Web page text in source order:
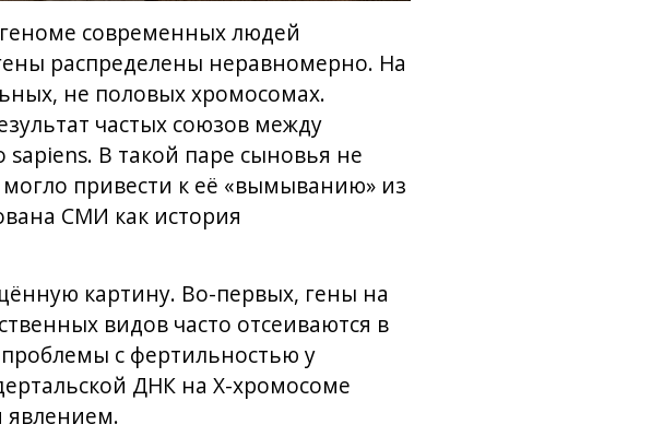
современных людей
распределены неравномерно. На
не половых хромосомах.
частых союзов между
В такой паре сыновья не
привести к её «вымыванию» из
СМИ как история
картину. Во-первых, гены на
видов часто отсеиваются в
проблемы с фертильностью у
ДНК на Х-хромосоме
явлением.